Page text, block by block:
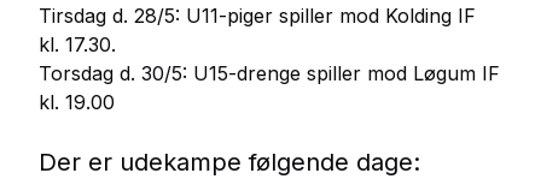
Tirsdag d. 28/5: U11-piger spiller mod Kolding IF
kl. 17.30.
Torsdag d. 30/5: U15-drenge spiller mod Løgum IF
kl. 19.00
Der er udekampe følgende dage: